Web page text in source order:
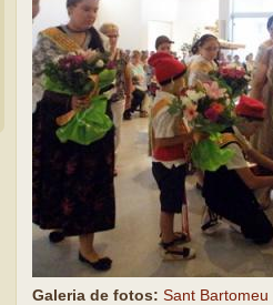
Galeria de fotos: Sant Bartomeu